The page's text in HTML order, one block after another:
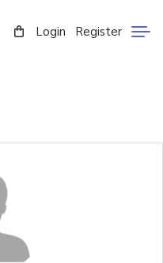
Login Register